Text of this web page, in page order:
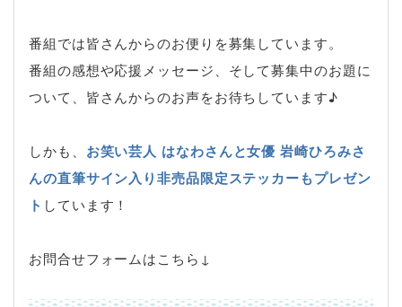
番組では皆さんからのお便りを募集しています。
番組の感想や応援メッセージ、そして募集中のお題に
ついて、皆さんからのお声をお待ちしています♪
しかも、 お笑い芸人 はなわさんと女優 岩崎ひろみさ
んの直筆サイン入り非売品限定ステッカーもプレゼン
ト しています！
お問合せフォームはこちら↓